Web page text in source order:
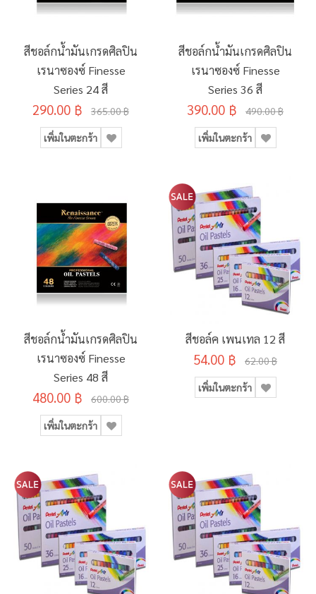
สีชอล์กน้ำมันเกรดศิลปิน
เรนาซองซ์ Finesse
Series 24 สี
290.00 ฿ 365.00 ฿
เพิ่มในตะกร้า
สีชอล์กน้ำมันเกรดศิลปิน
เรนาซองซ์ Finesse
Series 36 สี
390.00 ฿ 490.00 ฿
เพิ่มในตะกร้า
สีชอล์กน้ำมันเกรดศิลปิน
เรนาซองซ์ Finesse
Series 48 สี
480.00 ฿ 600.00 ฿
เพิ่มในตะกร้า
สีชอล์ค เพนเทล 12 สี
54.00 ฿ 62.00 ฿
เพิ่มในตะกร้า